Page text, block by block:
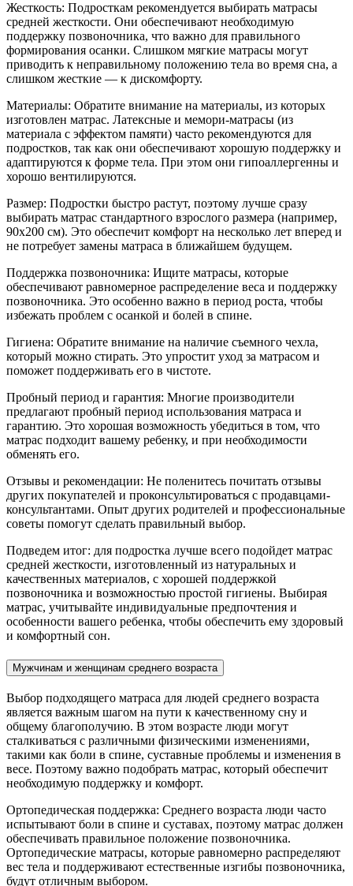
Жесткость: Подросткам рекомендуется выбирать матрасы
средней жесткости. Они обеспечивают необходимую
поддержку позвоночника, что важно для правильного
формирования осанки. Слишком мягкие матрасы могут
приводить к неправильному положению тела во время сна, а
слишком жесткие — к дискомфорту.
Материалы: Обратите внимание на материалы, из которых
изготовлен матрас. Латексные и мемори-матрасы (из
материала с эффектом памяти) часто рекомендуются для
подростков, так как они обеспечивают хорошую поддержку и
адаптируются к форме тела. При этом они гипоаллергенны и
хорошо вентилируются.
Размер: Подростки быстро растут, поэтому лучше сразу
выбирать матрас стандартного взрослого размера (например,
90x200 см). Это обеспечит комфорт на несколько лет вперед и
не потребует замены матраса в ближайшем будущем.
Поддержка позвоночника: Ищите матрасы, которые
обеспечивают равномерное распределение веса и поддержку
позвоночника. Это особенно важно в период роста, чтобы
избежать проблем с осанкой и болей в спине.
Гигиена: Обратите внимание на наличие съемного чехла,
который можно стирать. Это упростит уход за матрасом и
поможет поддерживать его в чистоте.
Пробный период и гарантия: Многие производители
предлагают пробный период использования матраса и
гарантию. Это хорошая возможность убедиться в том, что
матрас подходит вашему ребенку, и при необходимости
обменять его.
Отзывы и рекомендации: Не поленитесь почитать отзывы
других покупателей и проконсультироваться с продавцами-
консультантами. Опыт других родителей и профессиональные
советы помогут сделать правильный выбор.
Подведем итог: для подростка лучше всего подойдет матрас
средней жесткости, изготовленный из натуральных и
качественных материалов, с хорошей поддержкой
позвоночника и возможностью простой гигиены. Выбирая
матрас, учитывайте индивидуальные предпочтения и
особенности вашего ребенка, чтобы обеспечить ему здоровый
и комфортный сон.
Мужчинам и женщинам среднего возраста
Выбор подходящего матраса для людей среднего возраста
является важным шагом на пути к качественному сну и
общему благополучию. В этом возрасте люди могут
сталкиваться с различными физическими изменениями,
такими как боли в спине, суставные проблемы и изменения в
весе. Поэтому важно подобрать матрас, который обеспечит
необходимую поддержку и комфорт.
Ортопедическая поддержка: Среднего возраста люди часто
испытывают боли в спине и суставах, поэтому матрас должен
обеспечивать правильное положение позвоночника.
Ортопедические матрасы, которые равномерно распределяют
вес тела и поддерживают естественные изгибы позвоночника,
будут отличным выбором.